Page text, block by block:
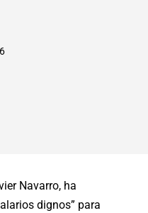
Navarro, ha
dignos” para